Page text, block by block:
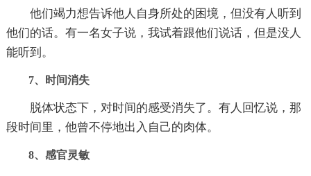
他们竭力想告诉他人自身所处的困境，但没有人听到
他们的话。有一名女子说，我试着跟他们说话，但是没人
能听到。
7、时间消失
脱体状态下，对时间的感受消失了。有人回忆说，那
段时间里，他曾不停地出入自己的肉体。
8、感官灵敏